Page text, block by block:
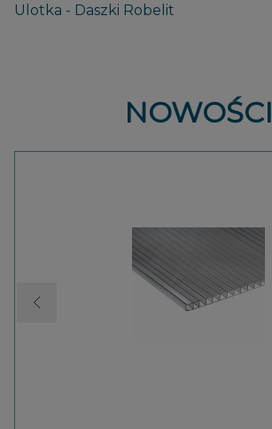
Ulotka - Daszki Robelit
NOWOŚCI